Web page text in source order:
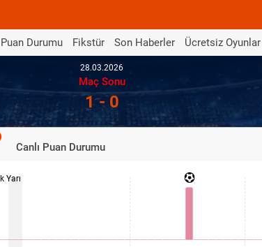
Puan Durumu Fikstür Son Haberler Ücretsiz Oyunlar
28.03.2026
Maç Sonu
1 - 0
Canlı Puan Durumu
İlk Yarı